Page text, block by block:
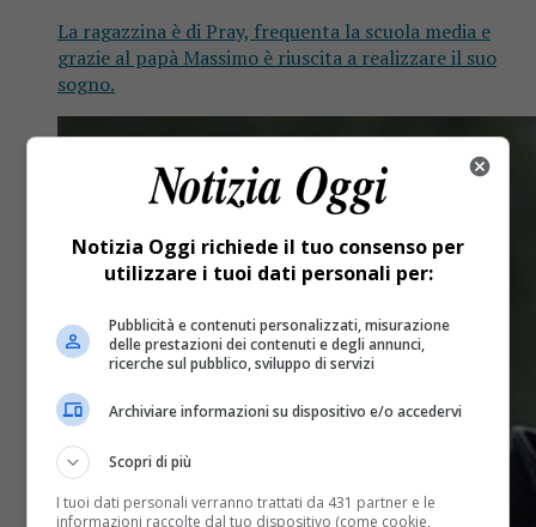
La ragazzina è di Pray, frequenta la scuola media e
grazie al papà Massimo è riuscita a realizzare il suo
sogno.
Notizia Oggi richiede il tuo consenso per
utilizzare i tuoi dati personali per:
Pubblicità e contenuti personalizzati, misurazione
delle prestazioni dei contenuti e degli annunci,
ricerche sul pubblico, sviluppo di servizi
Archiviare informazioni su dispositivo e/o accedervi
Scopri di più
I tuoi dati personali verranno trattati da 431 partner e le
informazioni raccolte dal tuo dispositivo (come cookie,